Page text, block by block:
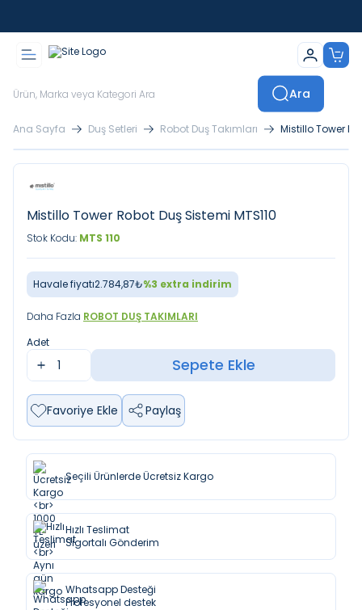
Ara
Ana Sayfa Duş Setleri Robot Duş Takımları Mistillo Tower
Mistillo Tower Robot Duş Sistemi MTS110
Stok Kodu: MTS 110
Havale fiyatı2.784,87₺%3 extra indirim
Daha Fazla ROBOT DUŞ TAKIMLARI
Adet
Sepete Ekle
Favoriye Ekle Paylaş
Seçili Ürünlerde Ücretsiz Kargo
Hızlı Teslimat
Sigortalı Gönderim
Whatsapp Desteği
Profesyonel destek